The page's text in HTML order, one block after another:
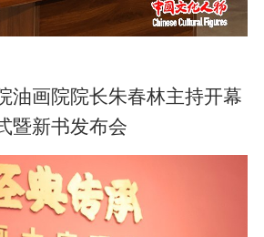
油画院院长朱春林主持开幕
暨新书发布会